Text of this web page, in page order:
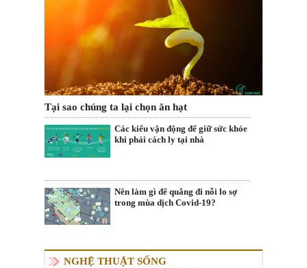
Tại sao chúng ta lại chọn ăn hạt
Các kiểu vận động để giữ sức khỏe
khi phải cách ly tại nhà
Nên làm gì để quẳng đi nỗi lo sợ
trong mùa dịch Covid-19?
NGHỆ THUẬT SỐNG